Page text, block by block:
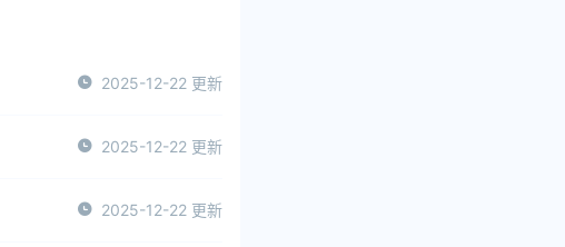
2025-12-22 更新
2025-12-22 更新
2025-12-22 更新